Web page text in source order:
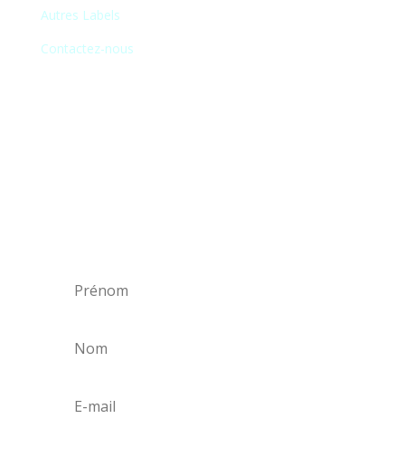
Autres Labels
Contactez-nous